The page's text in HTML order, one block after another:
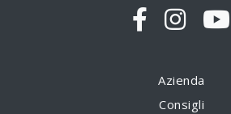
Azienda
Consigli